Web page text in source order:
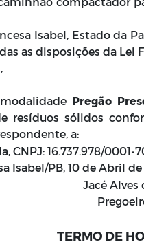
Isabel, Estado da
as disposições da
Pregão
sólidos
a:
CNPJ: 16.737.978/
Isabel/PB, 10 de Abril de
Jacé Alves
TERMO DE